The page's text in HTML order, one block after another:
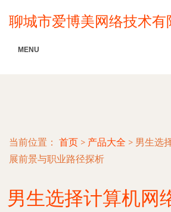
聊城市爱博美网络技术有
MENU
当前位置： 首页 > 产品大全 > 男生选
展前景与职业路径探析
男生选择计算机网